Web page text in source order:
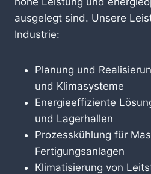
ausgelegt sind. Unsere
Industrie:
Planung und
und Klimasysteme
Energieeffiziente
und Lagerhallen
Prozesskühlung für
Fertigungsanlagen
Klimatisierung von